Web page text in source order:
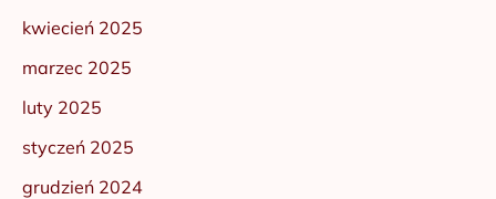
kwiecień 2025
marzec 2025
luty 2025
styczeń 2025
grudzień 2024